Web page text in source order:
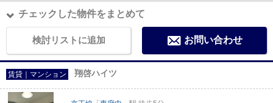
チェックした物件をまとめて
検討リストに追加 お問い合わせ
賃貸｜マンション 翔啓ハイツ